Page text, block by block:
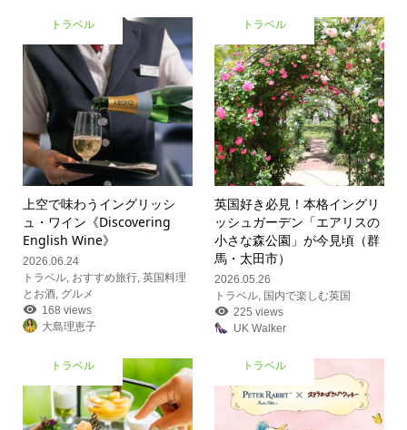
トラベル
上空で味わうイングリッシ
ュ・ワイン《Discovering
English Wine》
2026.06.24
トラベル, おすすめ旅行, 英国料理
とお酒, グルメ
168 views
大島理恵子
トラベル
英国好き必見！本格イングリ
ッシュガーデン「エアリスの
小さな森公園」が今見頃（群
馬・太田市）
2026.05.26
トラベル, 国内で楽しむ英国
225 views
UK Walker
トラベル トラベル